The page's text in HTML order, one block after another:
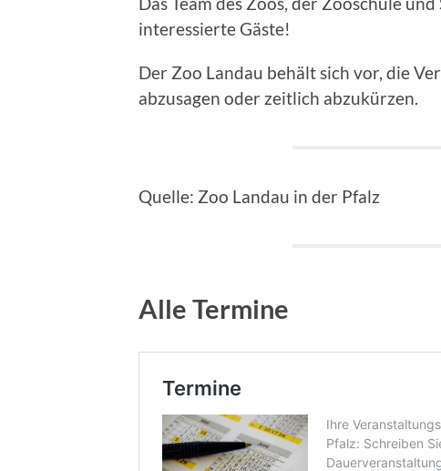
interessierte Gäste!
Der Zoo Landau behält sich vor, die
abzusagen oder zeitlich abzukürzen.
Quelle: Zoo Landau in der Pfalz
Alle Termine